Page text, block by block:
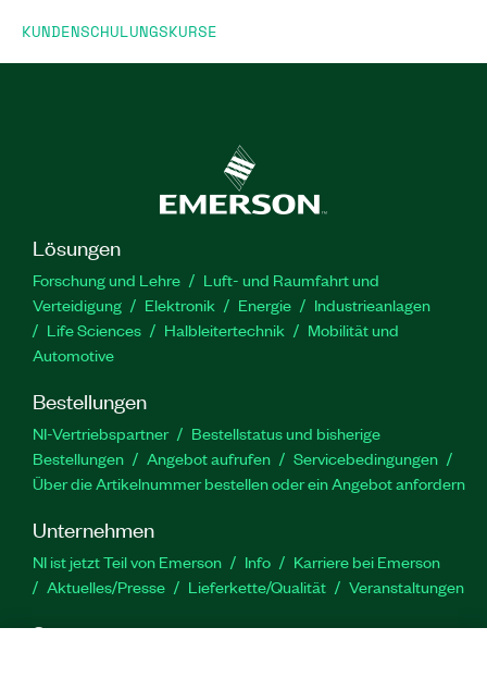
Leistung und Zuverlässigkeit mit dem LabVIEW
FPGA Module sowie Fehlersuche, Benchmarking
LabVIEW FPGA" richtet sich an Ingenieure, die
LabVIEW FPGA entwickeln, auf Fehler
untersuchen und auf Fehler untersuchen.
Erfahrung mit den in den Kursen LabVIEW-
Grundlagen 1 und LabVIEW-Grundlagen 2
behandelten Themen ist erforderlich.
Artikelnummer(n):910965-71
KUNDENSCHULUNGSKURSE
Lösungen
Forschung und Lehre
Luft- und Raumfahrt und
Verteidigung
Elektronik Energie
Industrieanlagen
Life Sciences
Halbleitertechnik
Mobilität und
Automotive
Bestellungen
NI-Vertriebspartner
Bestellstatus und bisherige
Bestellungen
Angebot aufrufen
Servicebedingungen
Über die Artikelnummer bestellen oder ein Angebot anfordern
Unternehmen
NI ist jetzt Teil von Emerson Info
Karriere bei Emerson
Aktuelles/Presse
Lieferkette/Qualität Veranstaltungen
Support